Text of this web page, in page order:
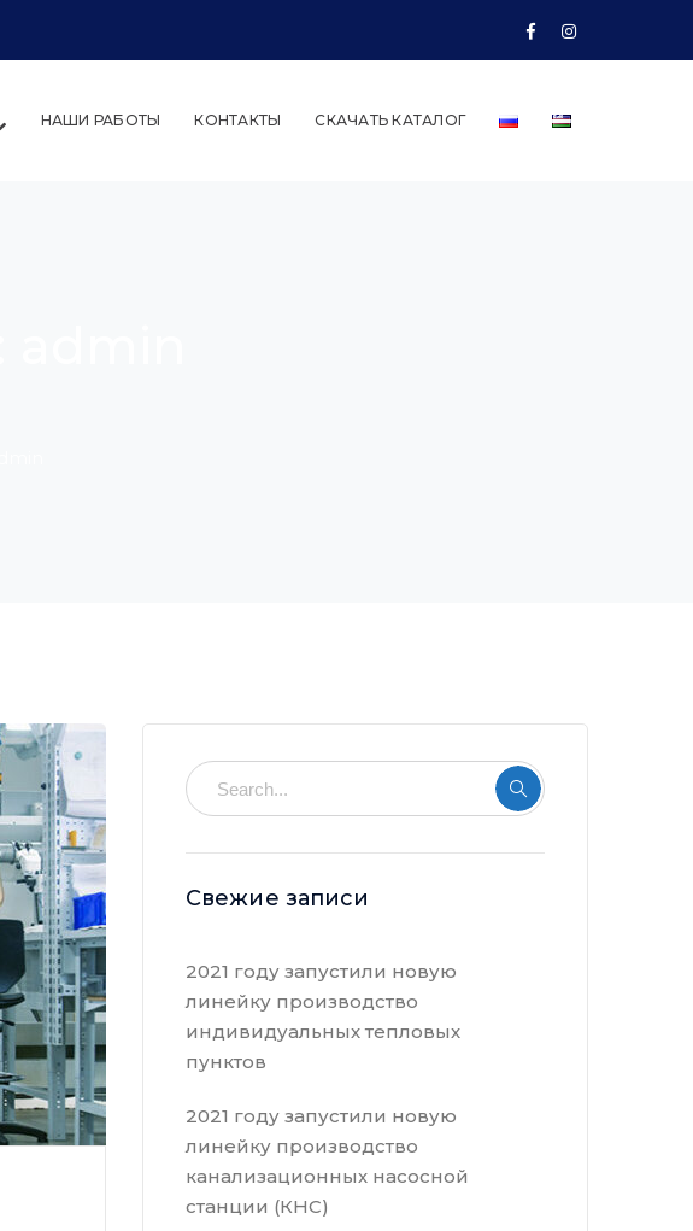
Facebook
Profile
Instagram
Profile
НАШИ РАБОТЫ КОНТАКТЫ СКАЧАТЬ КАТАЛОГ
Свежие записи
2021 году запустили новую
линейку производство
индивидуальных тепловых
пунктов
2021 году запустили новую
линейку производство
канализационных насосной
станции (КНС)